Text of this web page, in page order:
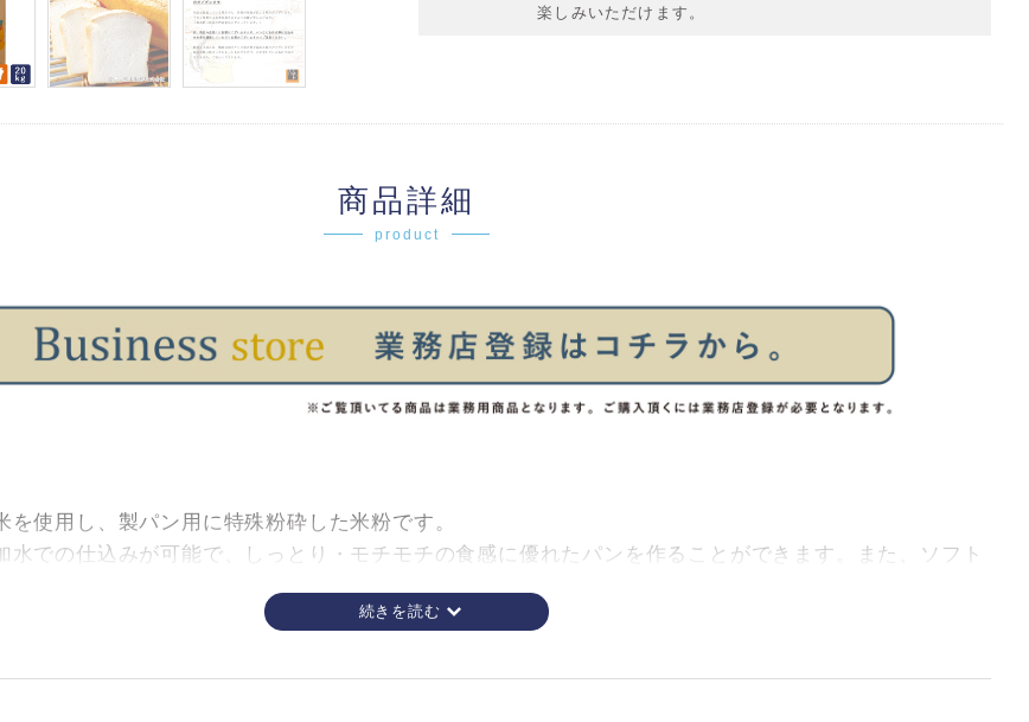
楽しみいただけます。
商品詳細
product
を使用し、製パン用に特殊粉砕した米粉です。
水での仕込みが可能で、しっとり・モチモチの食感に優れたパンを作ることができます。また、ソフト
るお米の甘みが噛むほどに感じられ、素材の美味しさを存分にお楽しみいただけます。